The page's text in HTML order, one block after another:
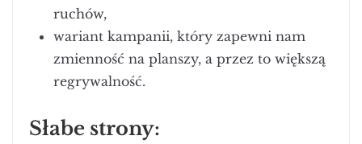
ruchów,
wariant kampanii, który zapewni nam
zmienność na planszy, a przez to większą
regrywalność.
Słabe strony: